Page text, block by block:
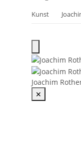
Kunst
Joachim
✕